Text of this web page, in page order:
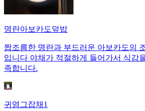
명란아보카도덮밥
짭조름한 명란과 부드러운 아보카도의
입니다 야채가 적절하게 들어가서 식감
족합니다.
귀염그잡채1